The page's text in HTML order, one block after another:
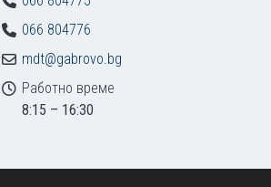
066 804776
mdt@gabrovo.bg
Работно време
8:15 – 16:30